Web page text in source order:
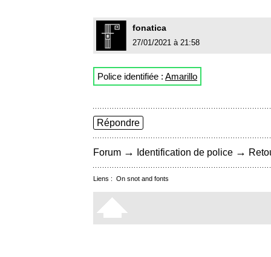
fonatica
27/01/2021 à 21:58
Police identifiée : Amarillo
Répondre
Forum → Identification de police →
Liens : On snot and fonts